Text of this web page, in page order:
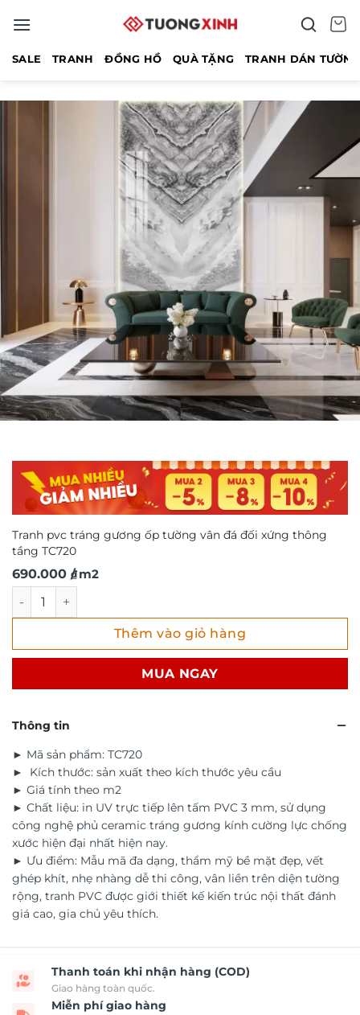
qua
SALE TRANH ĐỒNG HỒ QUÀ TẶNG TRANH DÁN
Tranh pvc tráng gương ốp tường vân đá đối xứng thông
tầng TC720
690.000 ₫
/ m2
Tranh pvc tráng gương ốp tường vân đá đối xứng thông
Thêm vào giỏ hàng
MUA NGAY
Thông tin
► Mã sản phẩm: TC720
► Kích thước: sản xuất theo kích thước yêu cầu
► Giá tính theo m2
► Chất liệu: in UV trực tiếp lên tấm PVC 3 mm, sử dụng
công nghệ phủ ceramic tráng gương kính cường lực chống
xước hiện đại nhất hiện nay.
► Ưu điểm: Mẫu mã đa dạng, thẩm mỹ bề mặt đẹp, vết
ghép khít, nhẹ nhàng dễ thi công, vân liền trên diện tường
rộng, tranh PVC được giới thiết kế kiến trúc nội thất đánh
giá cao, gia chủ yêu thích.
Thanh toán khi nhận hàng (COD)
Giao hàng toàn quốc.
Miễn phí giao hàng